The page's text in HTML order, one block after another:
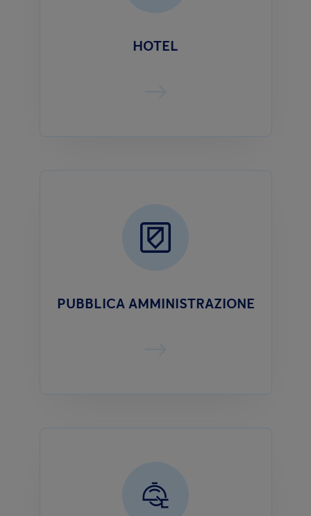
HOTEL
PUBBLICA AMMINISTRAZIONE